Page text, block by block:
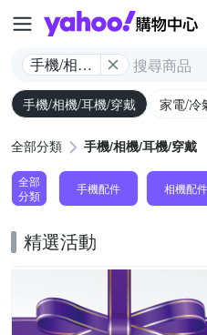
手機/相機/
耳機/穿戴
手機/相機/耳機/穿戴 家電/冷
全部分類 手機/相機/耳機/穿戴
全部
分類
手機配件 相機配件
精選活動